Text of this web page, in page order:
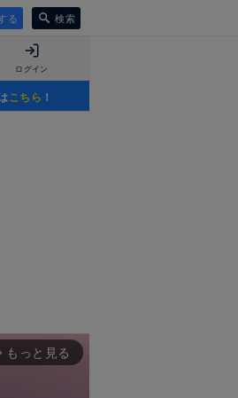
る 検索
ログイン
こちら ！
もっと見る